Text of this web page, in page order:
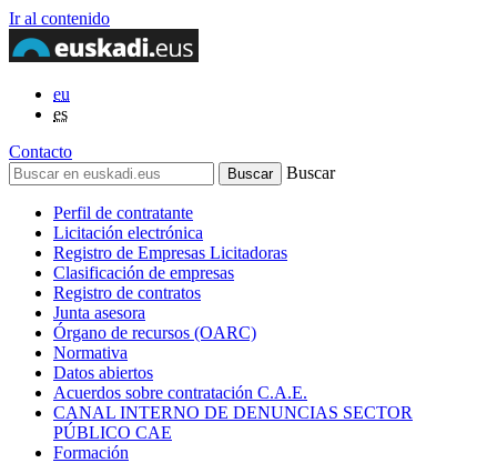
Ir al contenido
eu
es
Contacto
Buscar
Perfil de contratante
Licitación electrónica
Registro de Empresas Licitadoras
Clasificación de empresas
Registro de contratos
Junta asesora
Órgano de recursos (OARC)
Normativa
Datos abiertos
Acuerdos sobre contratación C.A.E.
CANAL INTERNO DE DENUNCIAS SECTOR
PÚBLICO CAE
Formación